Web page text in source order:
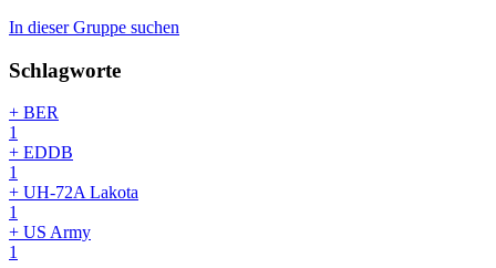
In dieser Gruppe suchen
Schlagworte
+ BER
1
+ EDDB
1
+ UH-72A Lakota
1
+ US Army
1